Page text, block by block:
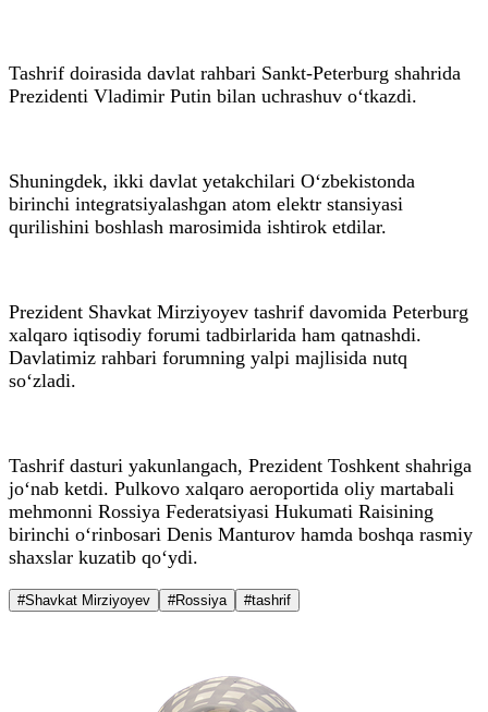
Tashrif doirasida davlat rahbari Sankt-Peterburg shahrida
Prezidenti Vladimir Putin bilan uchrashuv o‘tkazdi.
Shuningdek, ikki davlat yetakchilari O‘zbekistonda
birinchi integratsiyalashgan atom elektr stansiyasi
qurilishini boshlash marosimida ishtirok etdilar.
Prezident Shavkat Mirziyoyev tashrif davomida Peterburg
xalqaro iqtisodiy forumi tadbirlarida ham qatnashdi.
Davlatimiz rahbari forumning yalpi majlisida nutq
so‘zladi.
Tashrif dasturi yakunlangach, Prezident Toshkent shahriga
jo‘nab ketdi. Pulkovo xalqaro aeroportida oliy martabali
mehmonni Rossiya Federatsiyasi Hukumati Raisining
birinchi o‘rinbosari Denis Manturov hamda boshqa rasmiy
shaxslar kuzatib qo‘ydi.
#Shavkat Mirziyoyev #Rossiya #tashrif